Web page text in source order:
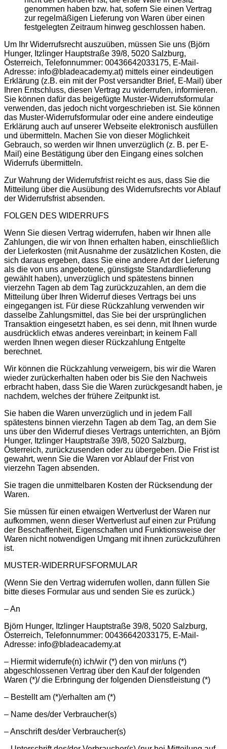
genommen haben bzw. hat, sofern Sie einen Vertrag
zur regelmäßigen Lieferung von Waren über einen
festgelegten Zeitraum hinweg geschlossen haben.
Um Ihr Widerrufsrecht auszuüben, müssen Sie uns (Björn
Hunger, Itzlinger Hauptstraße 39/8, 5020 Salzburg,
Österreich, Telefonnummer: 00436642033175, E-Mail-
Adresse: info@bladeacademy.at) mittels einer eindeutigen
Erklärung (z.B. ein mit der Post versandter Brief, E-Mail) über
Ihren Entschluss, diesen Vertrag zu widerrufen, informieren.
Sie können dafür das beigefügte Muster-Widerrufsformular
verwenden, das jedoch nicht vorgeschrieben ist. Sie können
das Muster-Widerrufsformular oder eine andere eindeutige
Erklärung auch auf unserer Webseite elektronisch ausfüllen
und übermitteln. Machen Sie von dieser Möglichkeit
Gebrauch, so werden wir Ihnen unverzüglich (z. B. per E-
Mail) eine Bestätigung über den Eingang eines solchen
Widerrufs übermitteln.
Zur Wahrung der Widerrufsfrist reicht es aus, dass Sie die
Mitteilung über die Ausübung des Widerrufsrechts vor Ablauf
der Widerrufsfrist absenden.
FOLGEN DES WIDERRUFS
Wenn Sie diesen Vertrag widerrufen, haben wir Ihnen alle
Zahlungen, die wir von Ihnen erhalten haben, einschließlich
der Lieferkosten (mit Ausnahme der zusätzlichen Kosten, die
sich daraus ergeben, dass Sie eine andere Art der Lieferung
als die von uns angebotene, günstigste Standardlieferung
gewählt haben), unverzüglich und spätestens binnen
vierzehn Tagen ab dem Tag zurückzuzahlen, an dem die
Mitteilung über Ihren Widerruf dieses Vertrags bei uns
eingegangen ist. Für diese Rückzahlung verwenden wir
dasselbe Zahlungsmittel, das Sie bei der ursprünglichen
Transaktion eingesetzt haben, es sei denn, mit Ihnen wurde
ausdrücklich etwas anderes vereinbart; in keinem Fall
werden Ihnen wegen dieser Rückzahlung Entgelte
berechnet.
Wir können die Rückzahlung verweigern, bis wir die Waren
wieder zurückerhalten haben oder bis Sie den Nachweis
erbracht haben, dass Sie die Waren zurückgesandt haben, je
nachdem, welches der frühere Zeitpunkt ist.
Sie haben die Waren unverzüglich und in jedem Fall
spätestens binnen vierzehn Tagen ab dem Tag, an dem Sie
uns über den Widerruf dieses Vertrags unterrichten, an Björn
Hunger, Itzlinger Hauptstraße 39/8, 5020 Salzburg,
Österreich, zurückzusenden oder zu übergeben. Die Frist ist
gewahrt, wenn Sie die Waren vor Ablauf der Frist von
vierzehn Tagen absenden.
Sie tragen die unmittelbaren Kosten der Rücksendung der
Waren.
Sie müssen für einen etwaigen Wertverlust der Waren nur
aufkommen, wenn dieser Wertverlust auf einen zur Prüfung
der Beschaffenheit, Eigenschaften und Funktionsweise der
Waren nicht notwendigen Umgang mit ihnen zurückzuführen
ist.
MUSTER-WIDERRUFSFORMULAR
(Wenn Sie den Vertrag widerrufen wollen, dann füllen Sie
bitte dieses Formular aus und senden Sie es zurück.)
– An
Björn Hunger, Itzlinger Hauptstraße 39/8, 5020 Salzburg,
Österreich, Telefonnummer: 00436642033175, E-Mail-
Adresse: info@bladeacademy.at
– Hiermit widerrufe(n) ich/wir (*) den von mir/uns (*)
abgeschlossenen Vertrag über den Kauf der folgenden
Waren (*)/ die Erbringung der folgenden Dienstleistung (*)
– Bestellt am (*)/erhalten am (*)
– Name des/der Verbraucher(s)
– Anschrift des/der Verbraucher(s)